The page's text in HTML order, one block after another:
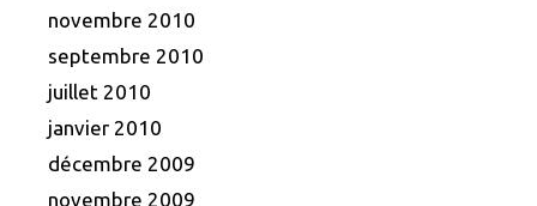
novembre 2010
septembre 2010
juillet 2010
janvier 2010
décembre 2009
novembre 2009